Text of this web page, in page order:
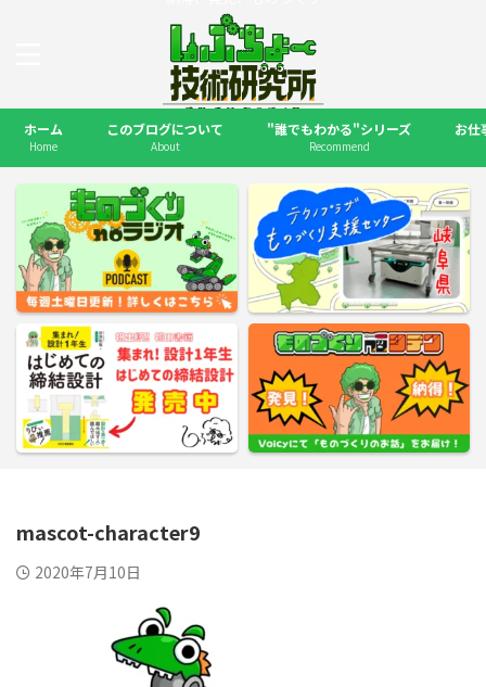
ホーム
Home
このブログについて
About
"誰でもわかる"シリーズ
Recommend
お仕
mascot-character9
2020年7月10日